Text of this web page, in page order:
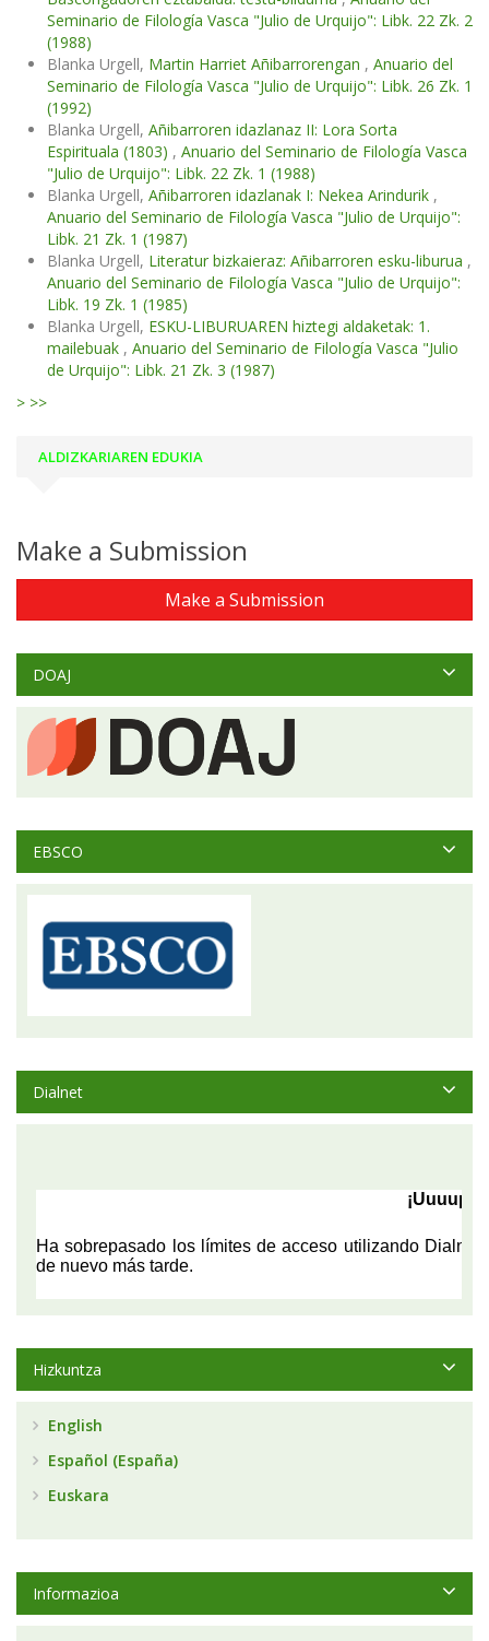
Seminario de Filología Vasca "Julio de Urquijo": Libk. 22 Zk. 2
(1988)
Blanka Urgell, Martin Harriet Añibarrorengan , Anuario del
Seminario de Filología Vasca "Julio de Urquijo": Libk. 26 Zk. 1
(1992)
Blanka Urgell, Añibarroren idazlanaz II: Lora Sorta
Espirituala (1803) , Anuario del Seminario de Filología Vasca
"Julio de Urquijo": Libk. 22 Zk. 1 (1988)
Blanka Urgell, Añibarroren idazlanak I: Nekea Arindurik ,
Anuario del Seminario de Filología Vasca "Julio de Urquijo":
Libk. 21 Zk. 1 (1987)
Blanka Urgell, Literatur bizkaieraz: Añibarroren esku-liburua ,
Anuario del Seminario de Filología Vasca "Julio de Urquijo":
Libk. 19 Zk. 1 (1985)
Blanka Urgell, ESKU-LIBURUAREN hiztegi aldaketak: 1.
mailebuak , Anuario del Seminario de Filología Vasca "Julio
de Urquijo": Libk. 21 Zk. 3 (1987)
> >>
ALDIZKARIAREN EDUKIA
Make a Submission
Make a Submission
DOAJ
EBSCO
Dialnet
Hizkuntza
English
Español (España)
Euskara
Informazioa